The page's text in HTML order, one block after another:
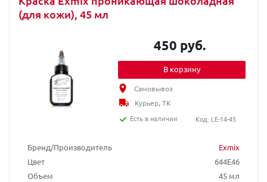
(для кожи), 45 мл
Бренд/Производитель
Exmix
Цвет
644E46
Объем
45 мл
450 руб.
В корзину
Самовывоз
Курьер, ТК
Есть в наличии
Код: LE-14-45